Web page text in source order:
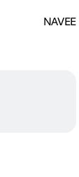
NAVEE